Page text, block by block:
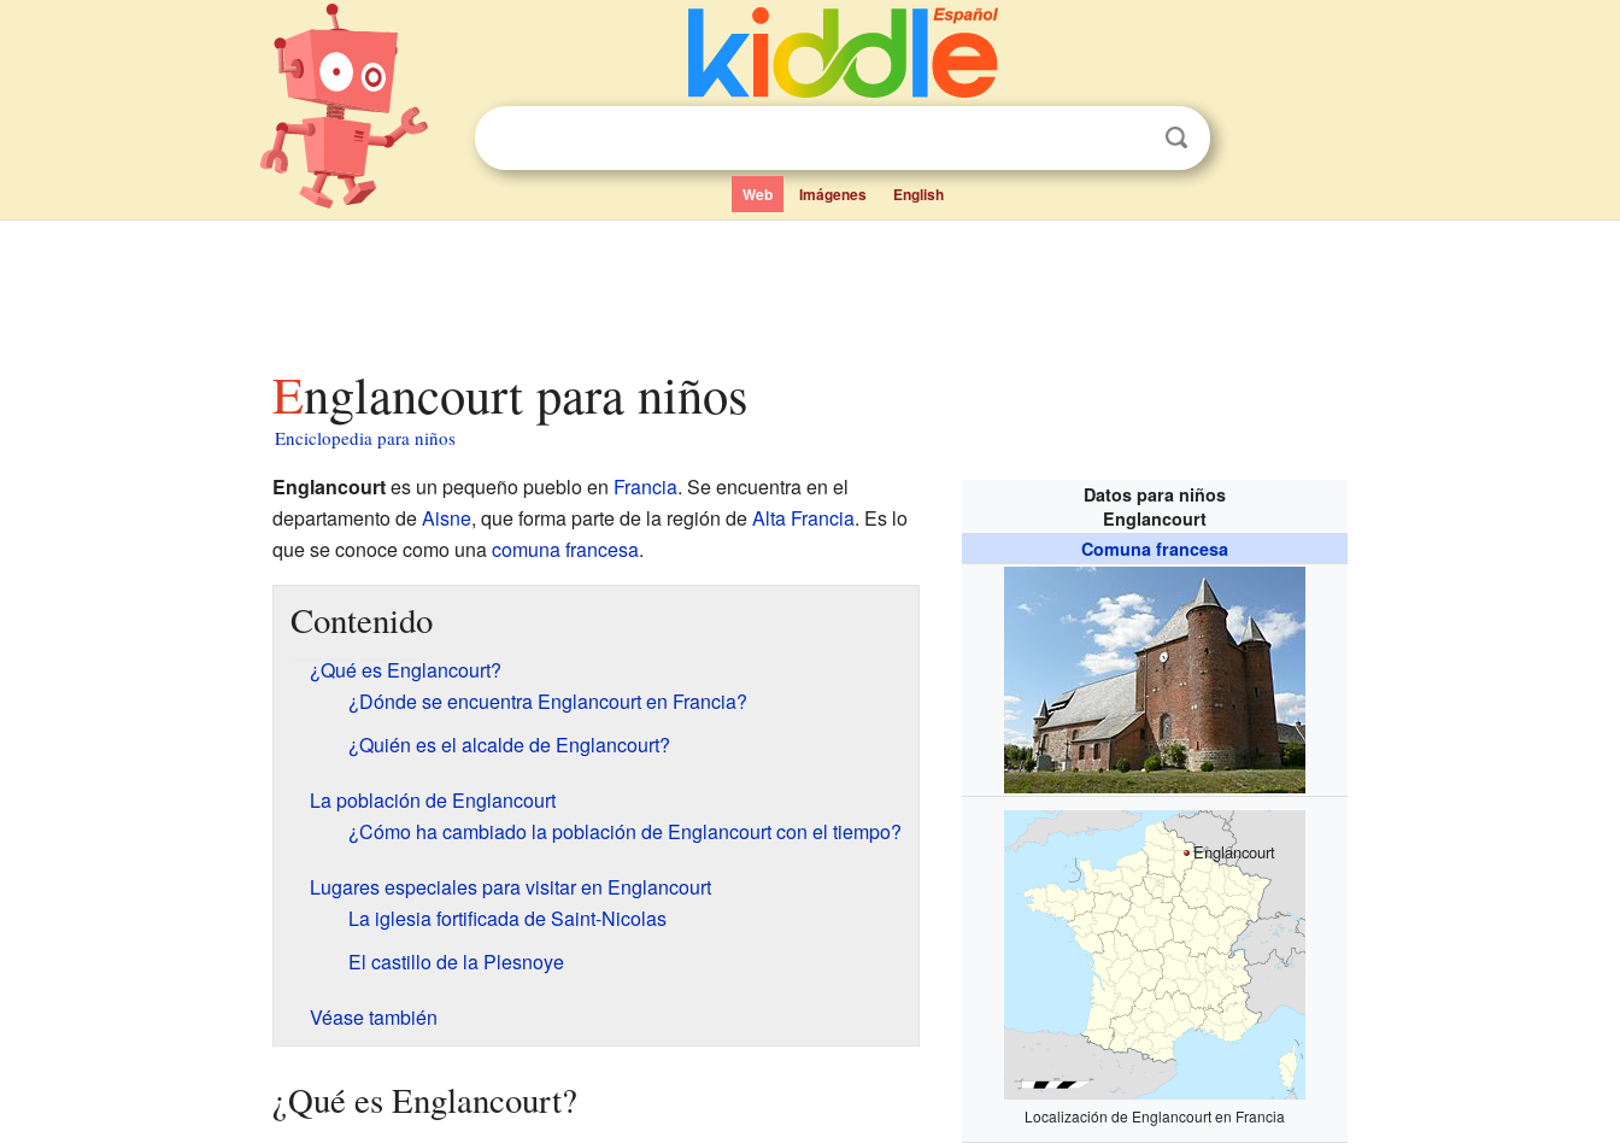
Web Imágenes English
Englancourt para niños
Enciclopedia para niños
Datos para niños
Englancourt
Comuna francesa
Englancourt
Localización de Englancourt en Francia
Englancourtes un pequeño pueblo en Francia. Se encuentra en el
departamento deAisne, que forma parte de la región deAlta Francia. Es lo
que se conoce como unacomuna francesa.
Contenido
¿Qué es Englancourt?
¿Dónde se encuentra Englancourt en Francia?
¿Quién es el alcalde de Englancourt?
La población de Englancourt
¿Cómo ha cambiado la población de Englancourt con el tiempo?
Lugares especiales para visitar en Englancourt
La iglesia fortificada de Saint-Nicolas
El castillo de la Plesnoye
Véase también
¿Qué es Englancourt?